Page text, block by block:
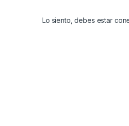
Lo siento, debes estar